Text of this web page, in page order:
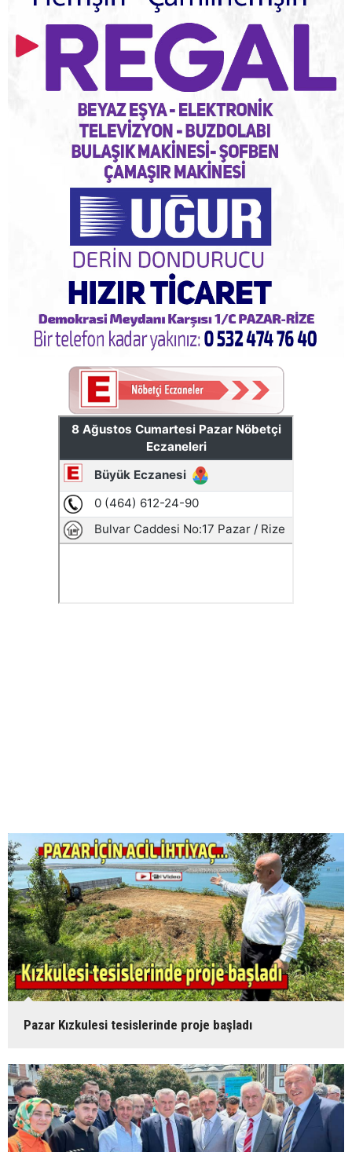
Pazar Kızkulesi tesislerinde proje başladı
Pazar'daki bayramlaşmada projeler tartışıldı
AYDER'E BAKANLIK KORUMASI
Bakan Bak'tan Kılıç'ın projelerine tam destek